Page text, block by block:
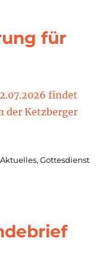
für
findet
der Ketzberger
Kategorien
Aktuelles,Gottesdienst